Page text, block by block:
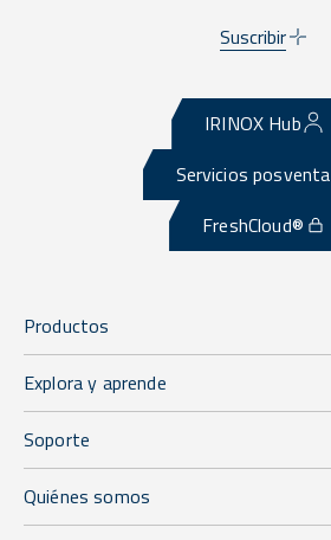
Suscribir
IRINOX Hub
Servicios posventa
FreshCloud®
Productos
Explora y aprende
Soporte
Quiénes somos